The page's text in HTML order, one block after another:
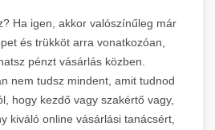
Ha igen, akkor valószínűleg már
és trükköt arra vonatkozóan,
pénzt vásárlás közben.
nem tudsz mindent, amit tudnod
hogy kezdő vagy szakértő vagy,
kiváló online vásárlási tanácsért,